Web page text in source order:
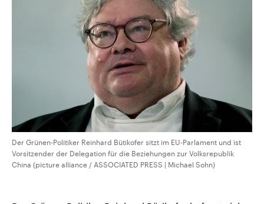
Der Grünen-Politiker Reinhard Bütikofer sitzt im EU-Parlament und ist
Vorsitzender der Delegation für die Beziehungen zur Volksrepublik
China (picture alliance / ASSOCIATED PRESS | Michael Sohn)